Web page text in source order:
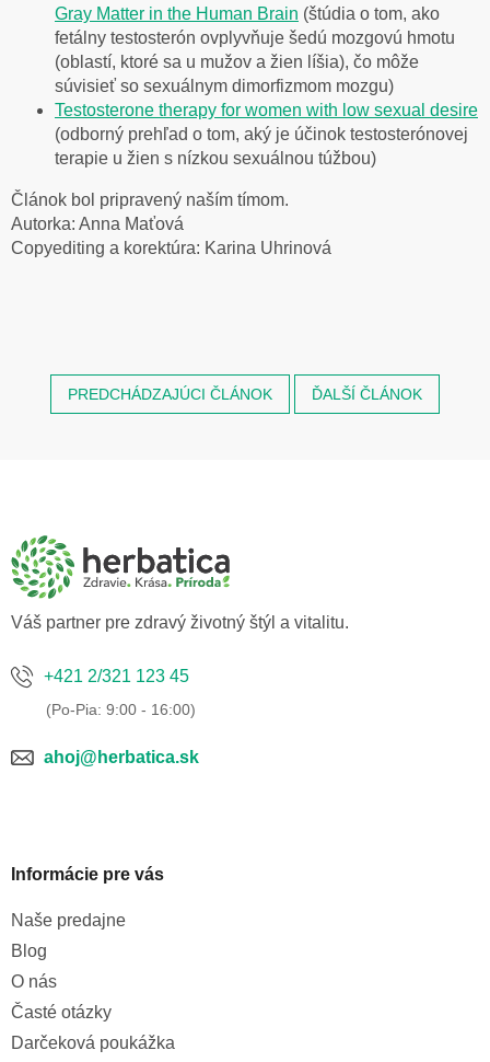
Gray Matter in the Human Brain (štúdia o tom, ako
fetálny testosterón ovplyvňuje šedú mozgovú hmotu
(oblastí, ktoré sa u mužov a žien líšia), čo môže
súvisieť so sexuálnym dimorfizmom mozgu)
Testosterone therapy for women with low sexual desire
(odborný prehľad o tom, aký je účinok testosterónovej
terapie u žien s nízkou sexuálnou túžbou)
Článok bol pripravený naším tímom.
Autorka: Anna Maťová
Copyediting a korektúra: Karina Uhrinová
PREDCHÁDZAJÚCI ČLÁNOK ĎALŠÍ ČLÁNOK
Váš partner pre zdravý životný štýl a vitalitu.
+421 2/321 123 45
ahoj@herbatica.sk
Informácie pre vás
Naše predajne
Blog
O nás
Časté otázky
Darčeková poukážka